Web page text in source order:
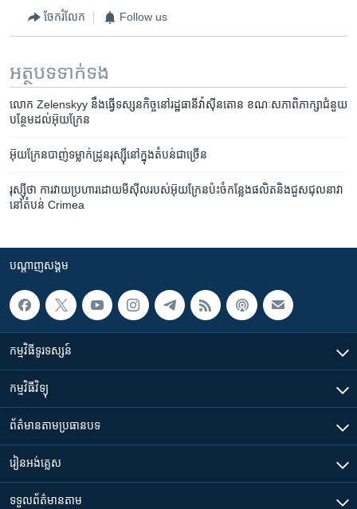
ចែករំលែក Follow us
អត្ថបទ​ទាក់ទង
លោក Zelenskyy នឹង​ធ្វើ​ទស្សនកិច្ច​នៅ​រដ្ឋធានី​វ៉ាស៊ីនតោន​ ខណៈ​សភា​ពិភាក្សា​ជំនួយ​
បន្ថែម​ដល់​អ៊ុយក្រែន
អ៊ុយក្រែន​បាញ់​ទម្លាក់​ដ្រូន​រុស្ស៊ី​នៅ​ក្នុង​តំបន់​ជា​ច្រើន
រុស្ស៊ី​ថា ការវាយ​ប្រហារ​ដោយ​មីស៊ីល​របស់​អ៊ុយក្រែន​ប៉ះ​ចំ​កន្លែង​ផលិត​និង​ជួសជុល​នាវា​
នៅ​តំបន់ Crimea
បណ្តាញ​សង្គម
កម្មវិធី​ទូរទស្សន៍
កម្មវិធី​វិទ្យុ
ព័ត៌មាន​តាមប្រធានបទ​
រៀន​​អង់គ្លេស
ទទួល​ព័ត៌មាន​តាម